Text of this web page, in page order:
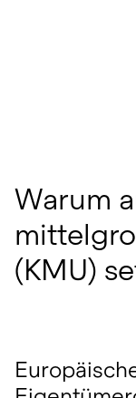
Warum
(KMU)